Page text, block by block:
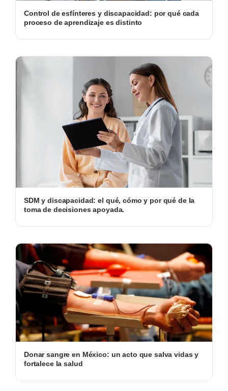
Control de esfínteres y discapacidad: por qué cada
proceso de aprendizaje es distinto
SDM y discapacidad: el qué, cómo y por qué de la
toma de decisiones apoyada.
Donar sangre en México: un acto que salva vidas y
fortalece la salud